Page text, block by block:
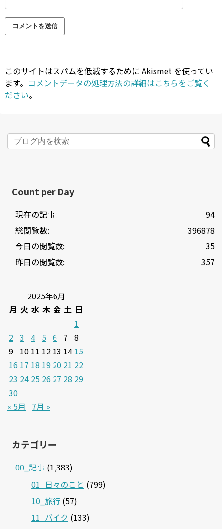
このサイトはスパムを低減するために Akismet を使ってい
ます。 コメントデータの処理方法の詳細はこちらをご覧く
ださい。
Count per Day
94
現在の記事:
396878
総閲覧数:
35
今日の閲覧数:
357
昨日の閲覧数:
2025年6月
月 火 水 木 金 土 日
1
2 3 4 5 6 7 8
9 10 11 12 13 14 15
16 17 18 19 20 21 22
23 24 25 26 27 28 29
30
« 5月
7月 »
カテゴリー
00_記事 (1,383)
01_日々のこと (799)
10_旅行 (57)
11_バイク (133)